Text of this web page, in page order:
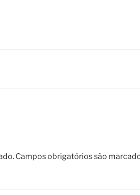
Campos obrigatórios são